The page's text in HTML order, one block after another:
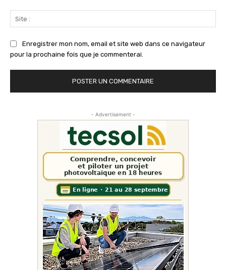
Enregistrer mon nom, email et site web dans ce navigateur
pour la prochaine fois que je commenterai.
- Advertisement -